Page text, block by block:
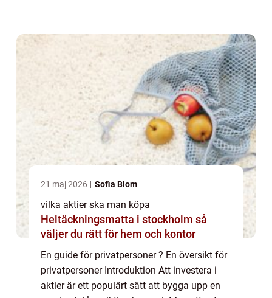
21 maj 2026 Sofia Blom
vilka aktier ska man köpa
Heltäckningsmatta i stockholm så
väljer du rätt för hem och kontor
En guide för privatpersoner ? En översikt för
privatpersoner Introduktion Att investera i
aktier är ett populärt sätt att bygga upp en